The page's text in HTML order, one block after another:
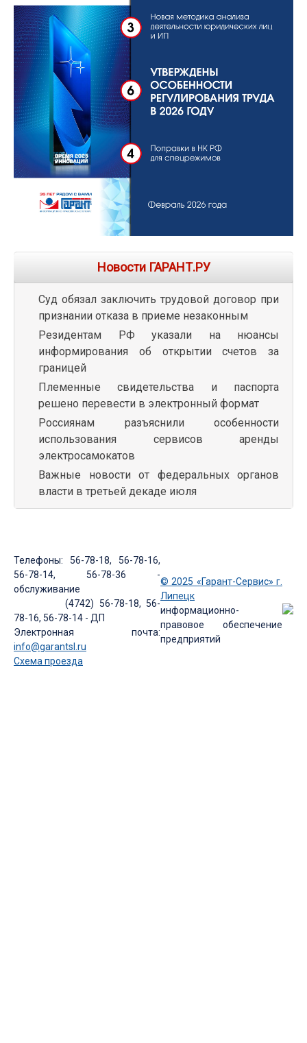
Новости ГАРАНТ.РУ
Суд обязал заключить трудовой договор при
признании отказа в приеме незаконным
Резидентам РФ указали на нюансы
информирования об открытии счетов за
границей
Племенные свидетельства и паспорта
решено перевести в электронный формат
Россиянам разъяснили особенности
использования сервисов аренды
электросамокатов
Важные новости от федеральных органов
власти в третьей декаде июля
Телефоны: 56-78-18, 56-78-16,
56-78-14, 56-78-36 -
обслуживание
(4742) 56-78-18, 56-
78-16, 56-78-14 - ДП
Электронная почта:
info@garantsl.ru
Схема проезда
© 2025 «Гарант-Сервис» г.
Липецк
информационно-
правовое обеспечение
предприятий